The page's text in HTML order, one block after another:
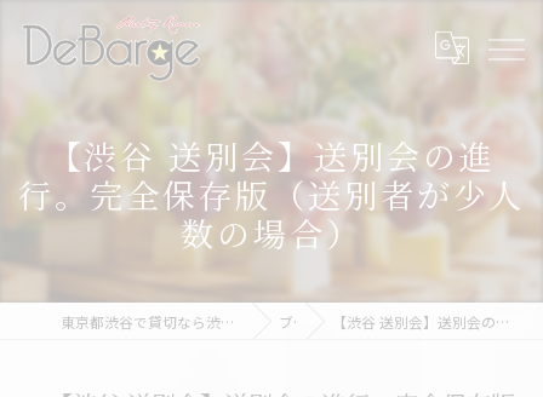
【渋谷 送別会】送別会の進
行。完全保存版（送別者が少人
数の場合）
東京都渋谷で貸切なら渋谷貸切パーティー＆BBQデバージ - DeBarge ブログ 【渋谷 送別会】送別会の進行。完全保存版（送別者が少人数の場合）